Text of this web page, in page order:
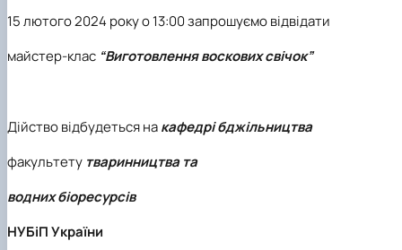
15 лютого 2024 рокуо13:00запрошуємо відвідати
майстер-клас “Виготовлення воскових свічок”
Дійство відбудеться накафедрі бджільництва
факультету тваринництва та
водних біоресурсів
НУБіП України